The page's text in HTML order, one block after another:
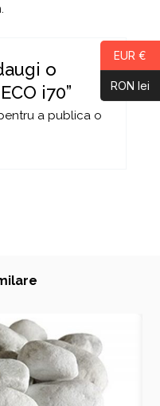
o
i70”
a publica o
EUR €
RON lei